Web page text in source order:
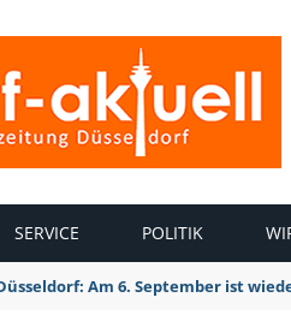
SERVICE POLITIK
Am 6. September ist